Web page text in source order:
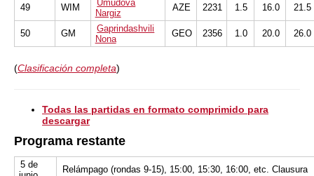
49
WIM
Umudova
Nargiz
AZE 2231 1.5 16.0 21.5
50 GM
Gaprindashvili
Nona
GEO 2356 1.0 20.0 26.0
(Clasificación completa)
Todas las partidas en formato comprimido para
descargar
Programa restante
5 de
Relámpago (rondas 9-15), 15:00, 15:30, 16:00, etc. Clausura